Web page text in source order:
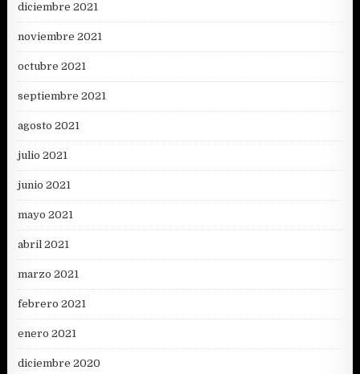
diciembre 2021
noviembre 2021
octubre 2021
septiembre 2021
agosto 2021
julio 2021
junio 2021
mayo 2021
abril 2021
marzo 2021
febrero 2021
enero 2021
diciembre 2020